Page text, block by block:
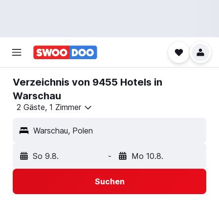
Verzeichnis von 9455 Hotels in
Warschau
2 Gäste, 1 Zimmer
Warschau, Polen
So 9.8. - Mo 10.8.
Suchen